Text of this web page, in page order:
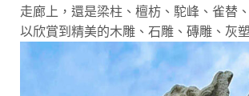
走廊上，還是梁柱、檀枋、駝峰、雀替
以欣賞到精美的木雕、石雕、磚雕、灰